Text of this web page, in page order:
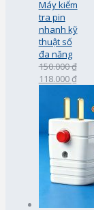
Máy kiểm
tra pin
nhanh kỹ
thuật số
đa năng
150.000 ₫
118.000 ₫